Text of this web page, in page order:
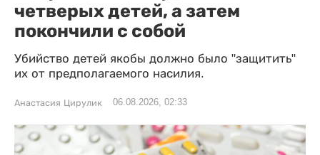
четверых детей, а затем
покончили с собой
Убийство детей якобы должно было "защитить"
их от предполагаемого насилия.
Анастасия Цирулик 06.08.2026, 02:33